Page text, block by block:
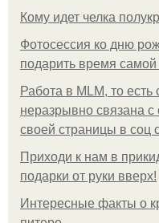
Кому идет челка
Фотосессия ко дню
подарить время самой
Работа в MLM, то
неразрывно связана с
своей страницы в соц
Приходи к нам в
подарки от руки вверх!
Интересные факты о